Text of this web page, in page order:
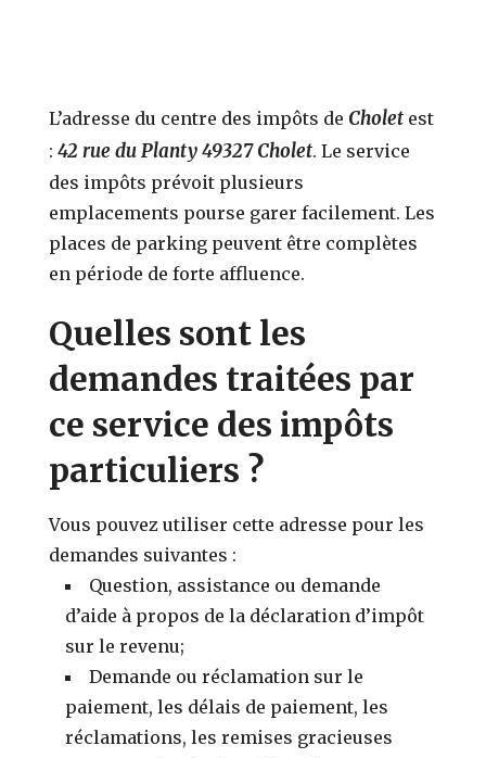
L’adresse du centre des impôts de Cholet est
:42 rue du Planty 49327 Cholet. Le service
des impôts prévoit plusieurs
emplacements pourse garer facilement. Les
places de parking peuvent être complètes
en période de forte affluence.
Quelles sont les
demandes traitées par
ce service des impôts
particuliers ?
Vous pouvez utiliser cette adresse pour les
demandes suivantes :
Question, assistance ou demande
d’aide à propos de la déclaration d’impôt
sur le revenu;
Demande ou réclamation sur le
paiement, les délais de paiement, les
réclamations, les remises gracieuses